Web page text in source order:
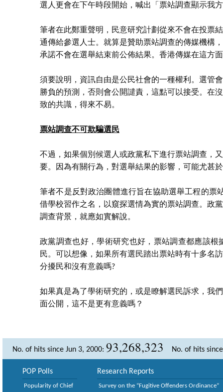
選人更會在下午時段開始，喊出「票站調查顯示我
筆者在此鄭重聲明，民意研究計劃從來不會在投票
通傳給參選人士。就算是贊助票站調查的傳媒機構
承諾不會在選舉結束前公佈結果。香港傳媒在這方
須要說明，資訊自由是公民社會的一種權利。選管
勝負的預測，否則會公開譴責，這點可以接受。在
致的共識，得來不易。
票站調查不可欺騙選民
不過，如果個別候選人或政黨私下進行票站調查，
要。因為有關行為，對選舉結果的影響，可能尤甚
筆者不是反對政治團體進行旨在協助選舉工程的票
借學校習作之名，以窺探選情為實的票站調查。政
調查背景，就應如實解說。
政黨調查也好，學術研究也好，票站調查都應該
民。可以想像，如果所有選民踏出票站時有十多名
分擾民和沒有意義嗎?
如果真是為了學術研究的，或是瞭解選民訴求，我
面公開，這不是更有意義嗎？
No. of hits since Jun 3, 2000: 93,268,323 No. of hits
POP Polls
Popularity of Chief
Research Reports
Survey on the “Fugitive Offenders Ordinance”